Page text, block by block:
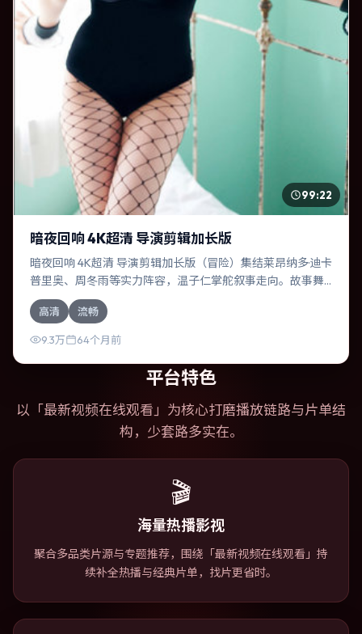
99:22
暗夜回响 4K超清 导演剪辑加长版
暗夜回响 4K超清 导演剪辑加长版（冒险）集结莱昂纳多·迪卡
普里奥、周冬雨等实力阵容，温子仁掌舵叙事走向。故事舞
台设定于中国台湾，围绕一次意外选择展开连锁反应；配乐
与色彩高度服务于主题，结尾留白耐人寻味。
高清 流畅
9.3万 64个月前
平台特色
以「最新视频在线观看 」为核心打磨播放链路与片单结
构，少套路多实在。
🎬
海量热播影视
聚合多品类片源与专题推荐，围绕「最新视频在线观看」持
续补全热播与经典片单，找片更省时。